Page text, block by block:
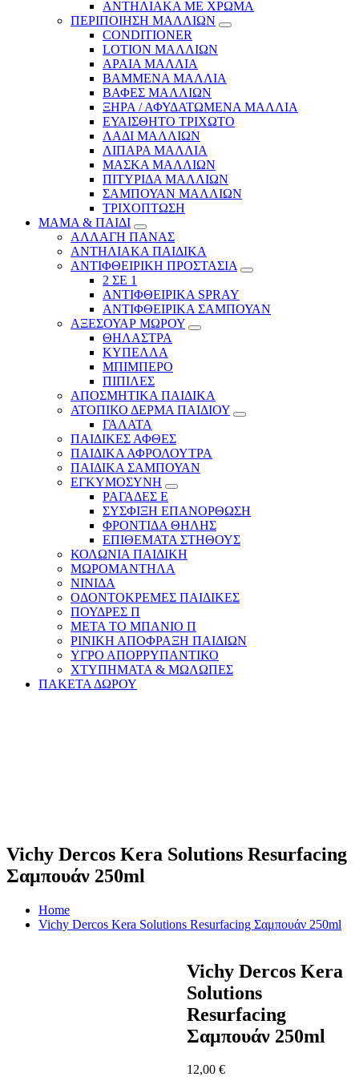
ΑΝΤΗΛΙΑΚΑ ΜΕ ΧΡΩΜΑ
ΠΕΡΙΠΟΙΗΣΗ ΜΑΛΛΙΩΝ
CONDITIONER
LOTION ΜΑΛΛΙΩΝ
ΑΡΑΙΑ ΜΑΛΛΙΑ
ΒΑΜΜΕΝΑ ΜΑΛΛΙΑ
ΒΑΦΕΣ ΜΑΛΛΙΩΝ
ΞΗΡΑ / ΑΦΥΔΑΤΩΜΕΝΑ ΜΑΛΛΙΑ
ΕΥΑΙΣΘΗΤΟ ΤΡΙΧΩΤΟ
ΛΑΔΙ ΜΑΛΛΙΩΝ
ΛΙΠΑΡΑ ΜΑΛΛΙΑ
ΜΑΣΚΑ ΜΑΛΛΙΩΝ
ΠΙΤΥΡΙΔΑ ΜΑΛΛΙΩΝ
ΣΑΜΠΟΥΑΝ ΜΑΛΛΙΩΝ
ΤΡΙΧΟΠΤΩΣΗ
ΜΑΜΑ & ΠΑΙΔΙ
ΑΛΛΑΓΗ ΠΑΝΑΣ
ΑΝΤΗΛΙΑΚΑ ΠΑΙΔΙΚΑ
ΑΝΤΙΦΘΕΙΡΙΚΗ ΠΡΟΣΤΑΣΙΑ
2 ΣΕ 1
ΑΝΤΙΦΘΕΙΡΙΚΑ SPRAY
ΑΝΤΙΦΘΕΙΡΙΚΑ ΣΑΜΠΟΥΑΝ
ΑΞΕΣΟΥΑΡ ΜΩΡΟΥ
ΘΗΛΑΣΤΡΑ
ΚΥΠΕΛΛΑ
ΜΠΙΜΠΕΡΟ
ΠΙΠΙΛΕΣ
ΑΠΟΣΜΗΤΙΚΑ ΠΑΙΔΙΚΑ
ΑΤΟΠΙΚΟ ΔΕΡΜΑ ΠΑΙΔΙΟΥ
ΓΑΛΑΤΑ
ΠΑΙΔΙΚΕΣ ΑΦΘΕΣ
ΠΑΙΔΙΚΑ ΑΦΡΟΛΟΥΤΡΑ
ΠΑΙΔΙΚΑ ΣΑΜΠΟΥΑΝ
ΕΓΚΥΜΟΣΥΝΗ
ΡΑΓΑΔΕΣ Ε
ΣΥΣΦΙΞΗ ΕΠΑΝΟΡΘΩΣΗ
ΦΡΟΝΤΙΔΑ ΘΗΛΗΣ
ΕΠΙΘΕΜΑΤΑ ΣΤΗΘΟΥΣ
ΚΟΛΩΝΙΑ ΠΑΙΔΙΚΗ
ΜΩΡΟΜΑΝΤΗΛΑ
ΝΙΝΙΔΑ
ΟΔΟΝΤΟΚΡΕΜΕΣ ΠΑΙΔΙΚΕΣ
ΠΟΥΔΡΕΣ Π
ΜΕΤΑ ΤΟ ΜΠΑΝΙΟ Π
ΡΙΝΙΚΗ ΑΠΟΦΡΑΞΗ ΠΑΙΔΙΩΝ
ΥΓΡΟ ΑΠΟΡΡΥΠΑΝΤΙΚΟ
ΧΤΥΠΗΜΑΤΑ & ΜΩΛΩΠΕΣ
ΠΑΚΕΤΑ ΔΩΡΟΥ
Vichy Dercos Kera Solutions Resurfacing
Σαμπουάν 250ml
Home
Vichy Dercos Kera Solutions Resurfacing Σαμπουάν 250ml
Vichy Dercos Kera
Solutions
Resurfacing
Σαμπουάν 250ml
12,00 €